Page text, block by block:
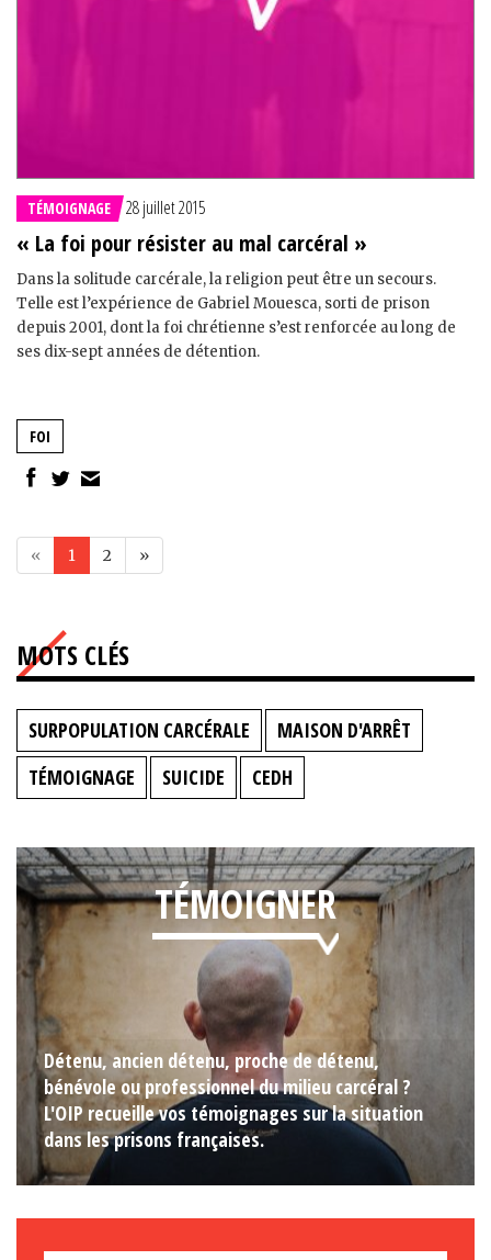
TÉMOIGNAGE 28 juillet 2015
« La foi pour résister au mal carcéral »
Dans la solitude carcérale, la religion peut être un secours.
Telle est l’expérience de Gabriel Mouesca, sorti de prison
depuis 2001, dont la foi chrétienne s’est renforcée au long de
ses dix-sept années de détention.
FOI
« 1 2 »
MOTS CLÉS
SURPOPULATION CARCÉRALE
MAISON D'ARRÊT
TÉMOIGNAGE
SUICIDE CEDH
TÉMOIGNER
Détenu, ancien détenu, proche de détenu,
bénévole ou professionnel du milieu carcéral ?
L'OIP recueille vos témoignages sur la situation
dans les prisons françaises.